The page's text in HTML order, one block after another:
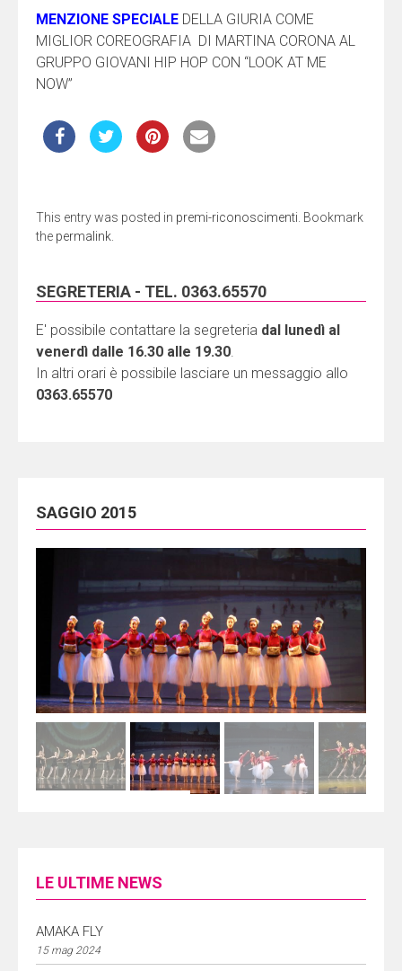
MENZIONE SPECIALE DELLA GIURIA COME
MIGLIOR COREOGRAFIA DI MARTINA CORONA AL
GRUPPO GIOVANI HIP HOP CON “LOOK AT ME
NOW”
This entry was posted in premi-riconoscimenti . Bookmark
the permalink
SEGRETERIA - TEL. 0363.65570
E' possibile contattare la segreteria dal lunedì al
venerdì dalle 16.30 alle 19.30.
In altri orari è possibile lasciare un messaggio allo
0363.65570
SAGGIO 2015
LE ULTIME NEWS
AMAKA FLY
15 mag 2024